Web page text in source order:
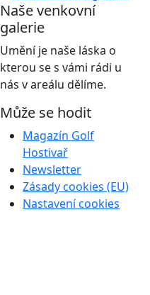
Naše venkovní
galerie
Umění je naše láska o
kterou se s vámi rádi u
nás v areálu dělíme.
Může se hodit
Magazín Golf
Hostivař
Newsletter
Zásady cookies (EU)
Nastavení cookies